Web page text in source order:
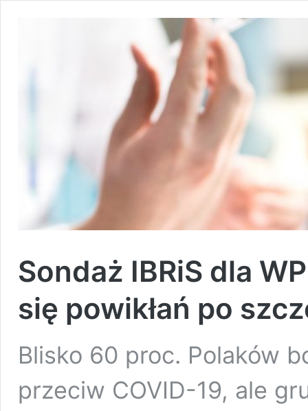
Sondaż IBRiS dla
się powikłań po
Blisko 60 proc. Polaków
przeciw COVID-19, ale